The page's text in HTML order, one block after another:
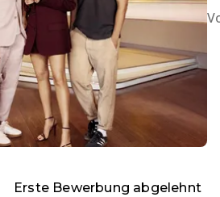
Erste Bewerbung abgelehnt